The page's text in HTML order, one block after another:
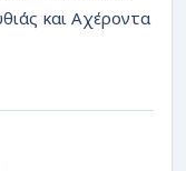
και Αχέροντα